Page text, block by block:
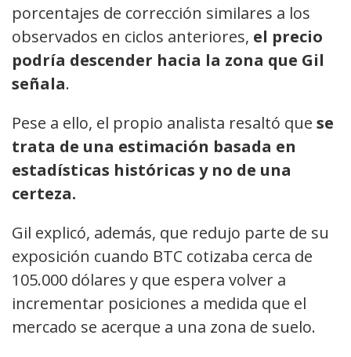
porcentajes de corrección similares a los
observados en ciclos anteriores, el precio
podría descender hacia la zona que Gil
señala.
Pese a ello, el propio analista resaltó que se
trata de una estimación basada en
estadísticas históricas y no de una
certeza.
Gil explicó, además, que redujo parte de su
exposición cuando BTC cotizaba cerca de
105.000 dólares y que espera volver a
incrementar posiciones a medida que el
mercado se acerque a una zona de suelo.